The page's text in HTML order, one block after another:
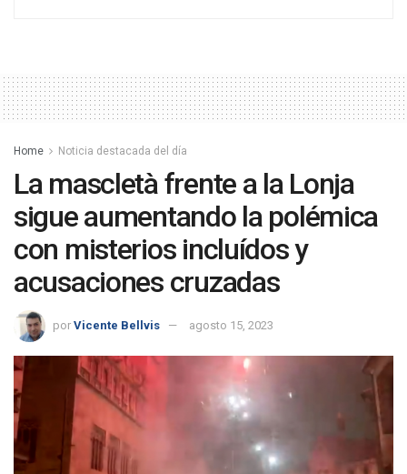
Home Noticia destacada del día
La mascletà frente a la Lonja
sigue aumentando la polémica
con misterios incluídos y
acusaciones cruzadas
por Vicente Bellvis agosto 15, 2023